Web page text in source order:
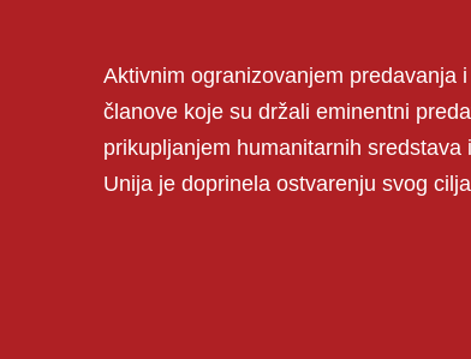
Aktivnim ogranizovanjem predavanja
članove koje su držali eminentni
prikupljanjem humanitarnih sredstava
Unija je doprinela ostvarenju svog